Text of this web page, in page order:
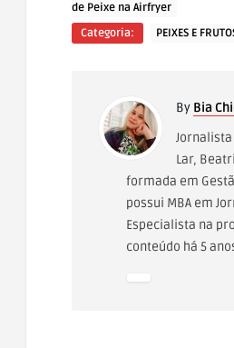
de Peixe na Airfryer
Categoria:
PEIXES E
By Bia
Jornalista
Lar,
formada em
possui MBA em
Especialista na
conteúdo há 5